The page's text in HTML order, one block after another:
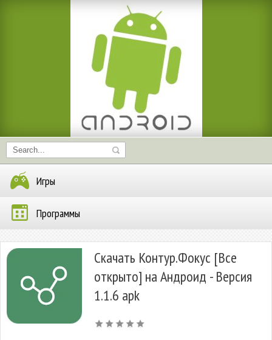
Игры
Программы
Скачать Контур.Фокус [Все
открыто] на Андроид - Версия
1.1.6 apk